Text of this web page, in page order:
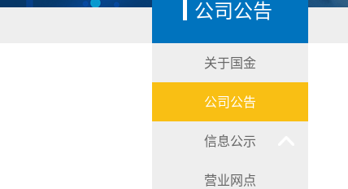
公司公告
关于国金
公司公告
信息公示
营业网点